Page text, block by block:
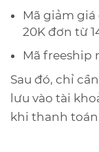
Mã giảm
20K đơn từ
Mã freeship
Sau đó, chỉ
lưu vào tài
khi thanh